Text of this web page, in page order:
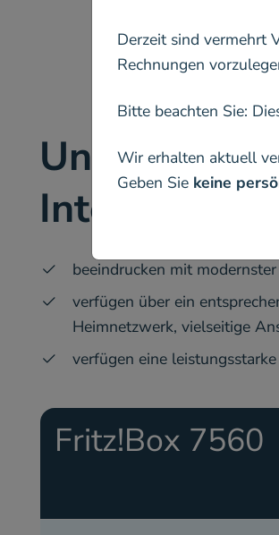
Derzeit sind vermehrt
Rechnungen
Bitte beachten Sie:
Wir erhalten aktuell
Geben Sie keine
Unsere
Internet:
beeindrucken mit
verfügen über ein
Heimnetzwerk, vielseitige
verfügen eine
Fritz!Box 7560